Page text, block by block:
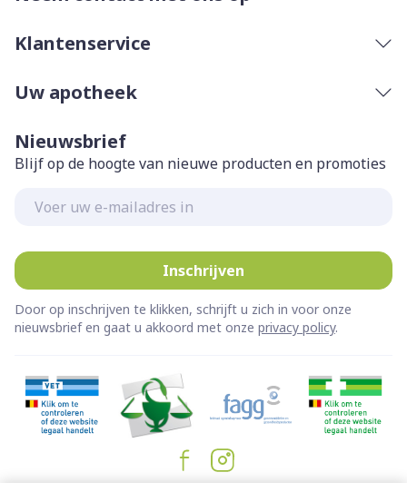
Klantenservice
Uw apotheek
Nieuwsbrief
Blijf op de hoogte van nieuwe producten en promoties
Inschrijven
Door op inschrijven te klikken, schrijft u zich in voor onze
nieuwsbrief en gaat u akkoord met onze privacy policy.